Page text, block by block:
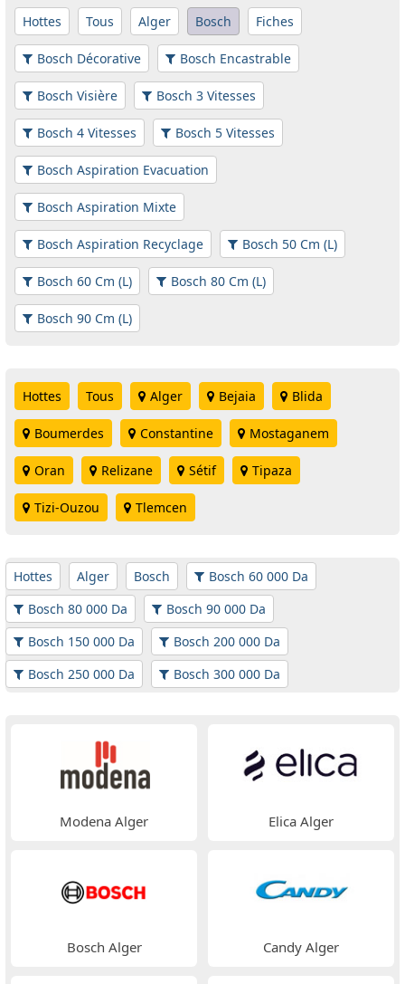
Hottes Tous Alger Bosch Fiches
Bosch Décorative Bosch Encastrable
Bosch Visière Bosch 3 Vitesses
Bosch 4 Vitesses Bosch 5 Vitesses
Bosch Aspiration Evacuation
Bosch Aspiration Mixte
Bosch Aspiration Recyclage Bosch 50 Cm (L)
Bosch 60 Cm (L) Bosch 80 Cm (L)
Bosch 90 Cm (L)
Hottes Tous Alger Bejaia Blida
Boumerdes Constantine Mostaganem
Oran Relizane Sétif Tipaza
Tizi-Ouzou Tlemcen
Hottes Alger Bosch
Bosch 60 000 Da
Bosch 80 000 Da
Bosch 90 000 Da
Bosch 150 000 Da
Bosch 200 000 Da
Bosch 250 000 Da
Bosch 300 000 Da
Modena Alger Elica Alger
Bosch Alger Candy Alger